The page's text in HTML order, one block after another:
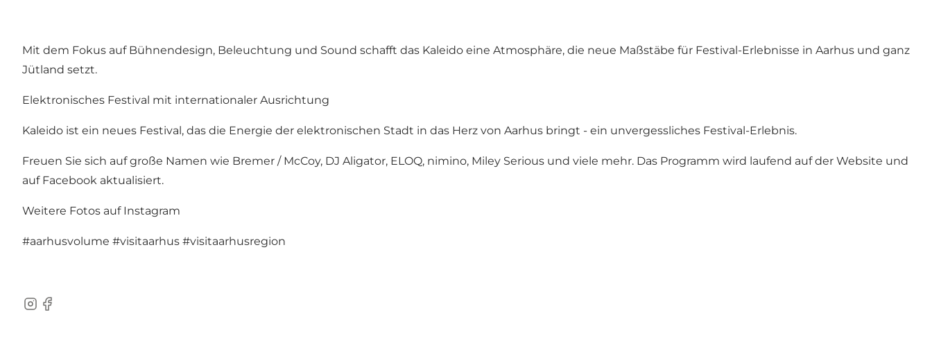
Mit dem Fokus auf Bühnendesign, Beleuchtung und Sound schafft das Kaleido eine Atmosphäre, die neue Maßstäbe für Festival-Erlebnisse in Aarhus und ganz
Jütland setzt.
Elektronisches Festival mit internationaler Ausrichtung
Kaleido ist ein neues Festival, das die Energie der elektronischen Stadt in das Herz von Aarhus bringt - ein unvergessliches Festival-Erlebnis.
Freuen Sie sich auf große Namen wie Bremer / McCoy, DJ Aligator, ELOQ, nimino, Miley Serious und viele mehr. Das Programm wird laufend auf der Website und
auf Facebook aktualisiert.
Weitere Fotos auf Instagram
#aarhusvolume #visitaarhus #visitaarhusregion
Instagram
Facebook